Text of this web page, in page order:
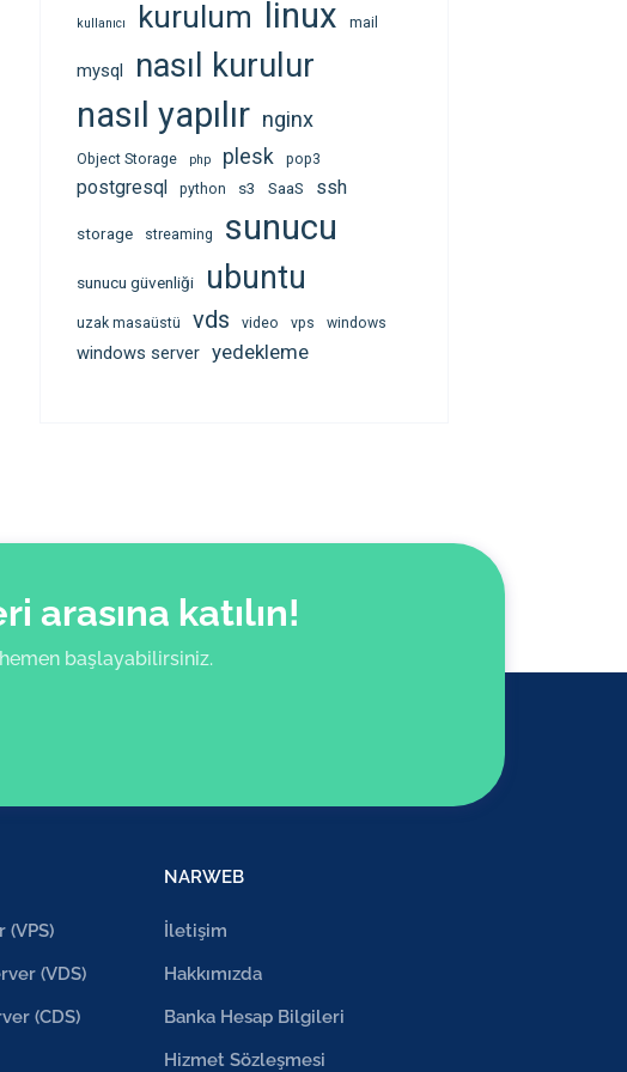
kullanıcı kurulum linux mail
mysql nasıl kurulur
nasıl yapılır nginx
Object Storage php plesk pop3
postgresql python s3 SaaS ssh
storage streaming sunucu
sunucu güvenliği ubuntu
uzak masaüstü vds video vps windows
windows server yedekleme
katılın!
başlayabilirsiniz.
(VDS)
(CDS)
NARWEB
İletişim
Hakkımızda
Banka Hesap Bilgileri
Hizmet Sözleşmesi